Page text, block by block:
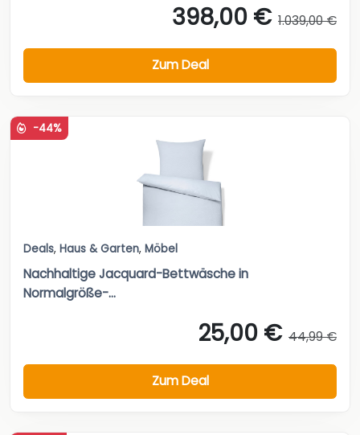
398,00 € 1.039,00 €
Zum Deal
-44%
Deals, Haus & Garten, Möbel
Nachhaltige Jacquard-Bettwäsche in
Normalgröße-...
25,00 € 44,99 €
Zum Deal